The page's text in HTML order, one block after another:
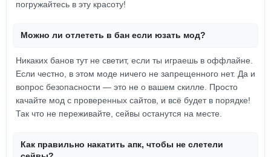
погружайтесь в эту красоту!
Можно ли отлететь в бан если юзать мод?
Никаких банов тут не светит, если ты играешь в оффлайне.
Если честно, в этом моде ничего не запрещенного нет. Да и
вопрос безопасности — это не о вашем скилле. Просто
качайте мод с проверенных сайтов, и всё будет в порядке!
Так что не переживайте, сейвы останутся на месте.
Как правильно накатить апк, чтобы не слетели